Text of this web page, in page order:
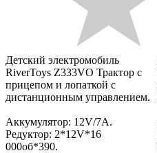
Детский электромобиль
RiverToys Z333VO Трактор с
прицепом и лопаткой с
дистанционным управлением.
Аккумулятор: 12V/7А.
Редуктор: 2*12V*16
000об*390.